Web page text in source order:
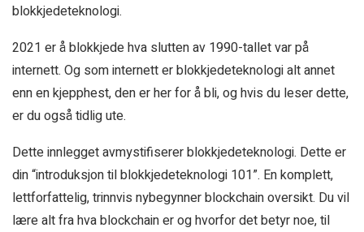
blokkjedeteknologi.
2021 er å blokkjede hva slutten av 1990-tallet var på
internett. Og som internett er blokkjedeteknologi alt annet
enn en kjepphest, den er her for å bli, og hvis du leser dette,
er du også tidlig ute.
Dette innlegget avmystifiserer blokkjedeteknologi. Dette er
din “introduksjon til blokkjedeteknologi 101”. En komplett,
lettforfattelig, trinnvis nybegynner blockchain oversikt. Du vil
lære alt fra hva blockchain er og hvorfor det betyr noe, til